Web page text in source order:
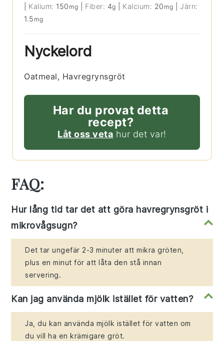
Kalium: 150 mg Fiber: 4g Kalcium: 20 mg |Järn:
1.5 mg
Nyckelord
Oatmeal, Havregrynsgröt
Har du provat detta
recept?
Låt oss veta hur det var!
FAQ:
Hur lång tid tar det att göra havregrynsgröt i
mikrovågsugn?
Det tar ungefär 2-3 minuter att mikra gröten,
plus en minut för att låta den stå innan
servering.
Kan jag använda mjölk istället för vatten?
Ja, du kan använda mjölk istället för vatten om
du vill ha en krämigare gröt.